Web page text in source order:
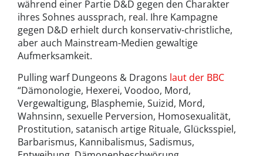
während einer Partie D&D gegen den Charakter
ihres Sohnes aussprach, real. Ihre Kampagne
gegen D&D erhielt durch konservativ-christliche,
aber auch Mainstream-Medien gewaltige
Aufmerksamkeit.
Pulling warf Dungeons & Dragons laut der BBC
“Dämonologie, Hexerei, Voodoo, Mord,
Vergewaltigung, Blasphemie, Suizid, Mord,
Wahnsinn, sexuelle Perversion, Homosexualität,
Prostitution, satanisch artige Rituale, Glücksspiel,
Barbarismus, Kannibalismus, Sadismus,